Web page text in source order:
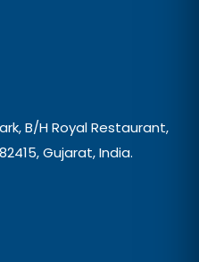
B/H Royal Restaurant,
Gujarat, India.